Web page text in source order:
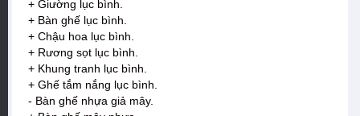
+ Giường lục bình.
+ Bàn ghế lục bình.
+ Chậu hoa lục bình.
+ Rương sọt lục bình.
+ Khung tranh lục bình.
+ Ghế tắm nắng lục bình.
- Bàn ghế nhựa giả mây.